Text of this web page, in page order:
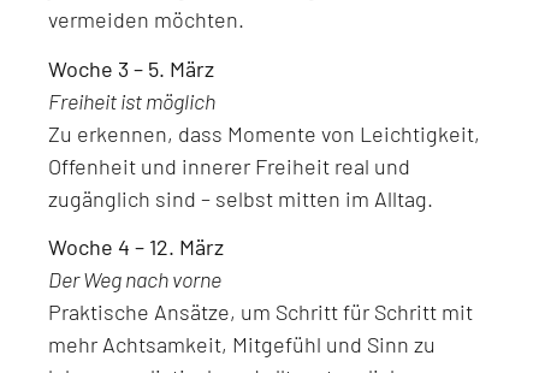
vermeiden möchten.
Woche 3 – 5. März
Freiheit ist möglich
Zu erkennen, dass Momente von Leichtigkeit,
Offenheit und innerer Freiheit real und
zugänglich sind – selbst mitten im Alltag.
Woche 4 – 12. März
Der Weg nach vorne
Praktische Ansätze, um Schritt für Schritt mit
mehr Achtsamkeit, Mitgefühl und Sinn zu